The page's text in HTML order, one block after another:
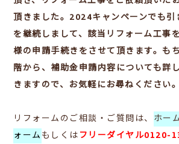
頂きました。2024キャンペーンでも
を継続しまして、該当リフォーム工事
様の申請手続きをさせて頂きます。も
階から、補助金申請内容についても詳
きますので、お気軽にお尋ねください。
リフォームのご相談・ご質問は、 ホー
ォームもしくはフリーダイヤル0120-